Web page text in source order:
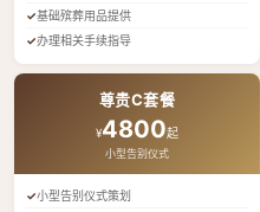
基础殡葬用品提供
办理相关手续指导
尊贵C套餐
¥4800起
小型告别仪式
小型告别仪式策划